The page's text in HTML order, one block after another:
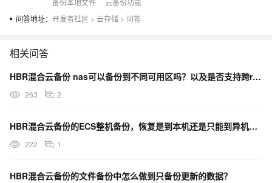
备份本地文件
云备份功能
问答地址： 开发者社区 > 云存储 > 问答
相关问答
HBR混合云备份 nas可以备份到不同可用区吗？以及是否支持跨region备份
263 2
HBR混合云备份的ECS整机备份，恢复是到本机还是只能到异机？恢复时间大概多久？
222 1
HBR混合云备份的文件备份中怎么做到只备份更新的数据？